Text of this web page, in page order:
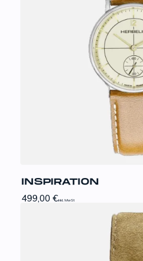
INSPIRATION
499,00€inkl. MwSt